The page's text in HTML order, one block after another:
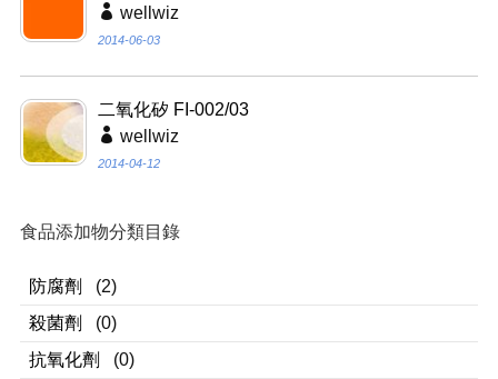
wellwiz
2014-06-03
二氧化矽 FI-002/03
wellwiz
2014-04-12
食品添加物分類目錄
防腐劑
(2)
殺菌劑
(0)
抗氧化劑
(0)